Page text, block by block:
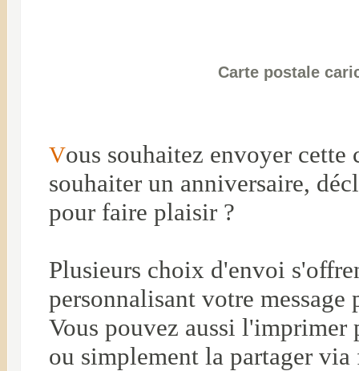
Carte postale
Vous souhaitez envoyer
souhaiter un anniversaire,
pour faire plaisir ?
Plusieurs choix d'envoi
personnalisant votre
Vous pouvez aussi
ou simplement la partager